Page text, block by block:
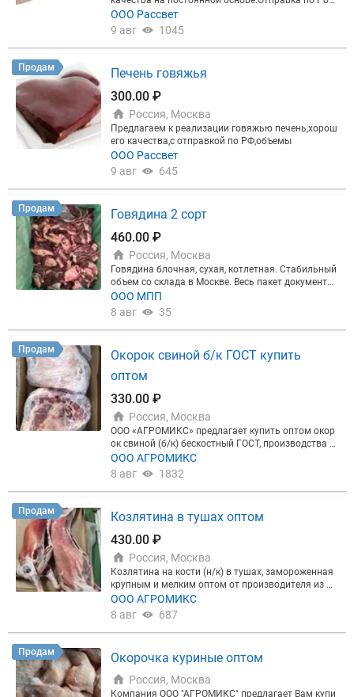
ии
ООО Рассвет
9 авг
1045
Продам
Печень говяжья
300.00 ₽
Россия, Москва
Предлагаем к реализации говяжью печень,хорош
его качества,с отправкой по РФ,объемы
ООО Рассвет
9 авг
645
Продам
Говядина 2 сорт
460.00 ₽
Россия, Москва
Говядина блочная, сухая, котлетная. Стабильный
объем со склада в Москве. Весь пакет документо
в.
ООО МПП
8 авг
35
Продам
Окорок свиной б/к ГОСТ купить
оптом
330.00 ₽
Россия, Москва
ООО «АГРОМИКС» предлагает купить оптом окор
ок свиной (б/к) бескостный ГОСТ, производства Р
оссия, 6-12 месяцев. Продукт без воды или других
наполнителей для веса, предприятие производит
накачки мясных отрубов. Вы приобретаете тольк
СТу. Отгрузка из Москвы. Возможна доставка. До
бро пожаловать!
ООО АГРОМИКС
8 авг
1832
Продам
Козлятина в тушах оптом
430.00 ₽
Россия, Москва
Козлятина на кости (н/к) в тушах, замороженная
крупным и мелким оптом от производителя из Ро
ссии Вес туши 20-30 кг. Срок годности 1 год. Мини
мальный квант отгрузки 300 кг. Товар в наличии,
(Хладокомбинат № 14). Так же есть баранина в ту
ООО АГРОМИКС
8 авг
687
Продам Окорочка куриные оптом
Россия, Москва
Компания ООО "АГРОМИКС" предлагает Вам купи